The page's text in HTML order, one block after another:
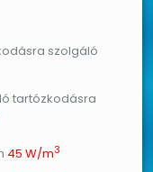
szolgáló
tartózkodásra
45 W/m3